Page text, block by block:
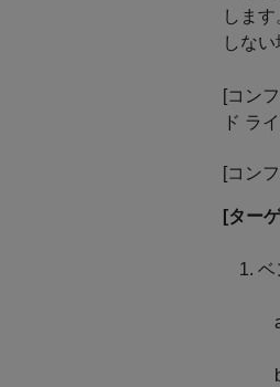
しま
しな
[コン
ド ラ
[コン
[ター
ベ